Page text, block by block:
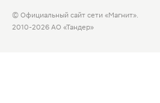
© Официальный сайт сети «Магнит».
2010-2026 АО «Тандер»